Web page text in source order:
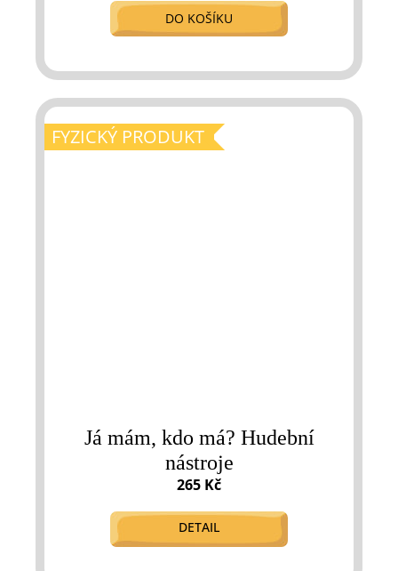
DO KOŠÍKU
FYZICKÝ PRODUKT
Já mám, kdo má? Hudební
nástroje
265 Kč
DETAIL